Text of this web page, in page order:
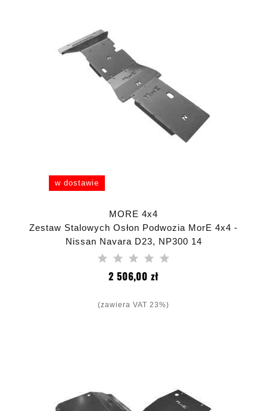
w dostawie
MORE 4x4
Zestaw Stalowych Osłon Podwozia MorE 4x4 -
Nissan Navara D23, NP300 14
2 506,00 złCena
(zawiera VAT 23%)